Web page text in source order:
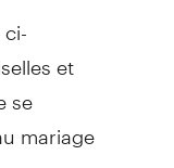
et
se
mariage